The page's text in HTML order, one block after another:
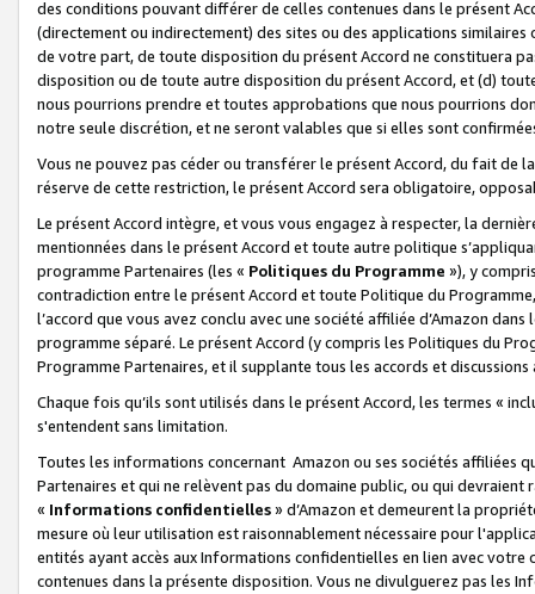
des conditions pouvant différer de celles contenues dans le présent
(directement ou indirectement) des sites ou des applications
de votre part, de toute disposition du présent Accord ne constituera
disposition ou de toute autre disposition du présent Accord, et (d)
nous pourrions prendre et toutes approbations que nous pourrions
notre seule discrétion, et ne seront valables que si elles sont
Vous ne pouvez pas céder ou transférer le présent Accord, du fait de
réserve de cette restriction, le présent Accord sera obligatoire,
Le présent Accord intègre, et vous vous engagez à respecter, la
mentionnées dans le présent Accord et toute autre politique
programme Partenaires (les « Politiques du Programme »), y
contradiction entre le présent Accord et toute Politique du
l’accord que vous avez conclu avec une société affiliée d’Amazon
programme séparé. Le présent Accord (y compris les Politiques du
Programme Partenaires, et il supplante tous les accords et discussions
Chaque fois qu’ils sont utilisés dans le présent Accord, les termes «
s'entendent sans limitation.
Toutes les informations concernant Amazon ou ses sociétés affiliées
Partenaires et qui ne relèvent pas du domaine public, ou qui
« Informations confidentielles» d’Amazon et demeurent la
mesure où leur utilisation est raisonnablement nécessaire pour
entités ayant accès aux Informations confidentielles en lien avec
contenues dans la présente disposition. Vous ne divulguerez pas les